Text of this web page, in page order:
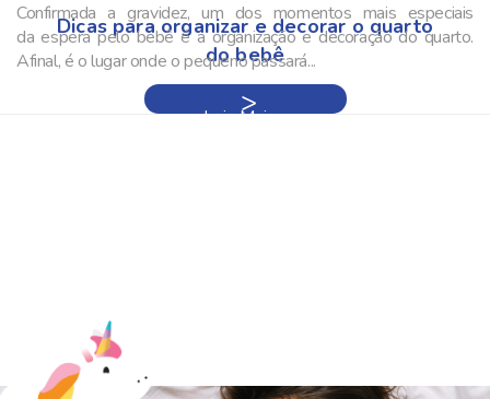
Dicas para organizar e decorar o quarto
do bebê
Confirmada a gravidez, um dos momentos mais especiais
da espera pelo bebê é a organização e decoração do quarto.
Afinal, é o lugar onde o pequeno passará...
Leia Mais »